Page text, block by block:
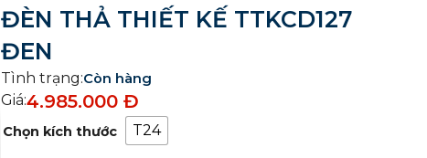
ĐÈN THẢ THIẾT KẾ TTKCD127
ĐEN
Tình trạng:Còn hàng
Giá:4.985.000Đ
Chọn kích thước T24